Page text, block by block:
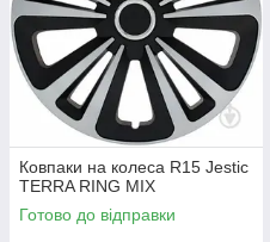
Ковпаки на колеса R15 Jestic
TERRA RING MIX
Готово до відправки